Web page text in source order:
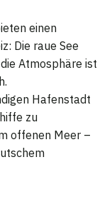
einen
Die raue See
Atmosphäre ist
Hafenstadt
zu
offenen Meer –